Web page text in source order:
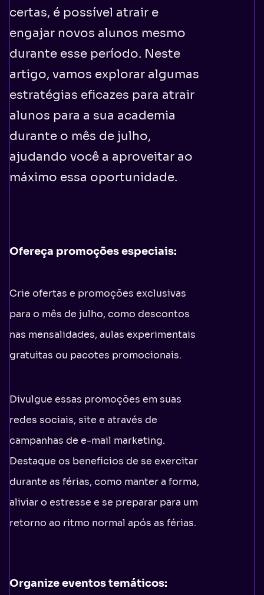
certas, é possível atrair e
engajar novos alunos mesmo
durante esse período. Neste
artigo, vamos explorar algumas
estratégias eficazes para atrair
alunos para a sua academia
durante o mês de julho,
ajudando você a aproveitar ao
máximo essa oportunidade.
Ofereça promoções especiais:
Crie ofertas e promoções exclusivas
para o mês de julho, como descontos
nas mensalidades, aulas experimentais
gratuitas ou pacotes promocionais.
Divulgue essas promoções em suas
redes sociais, site e através de
campanhas de e-mail marketing.
Destaque os benefícios de se exercitar
durante as férias, como manter a forma,
aliviar o estresse e se preparar para um
retorno ao ritmo normal após as férias.
Organize eventos temáticos: